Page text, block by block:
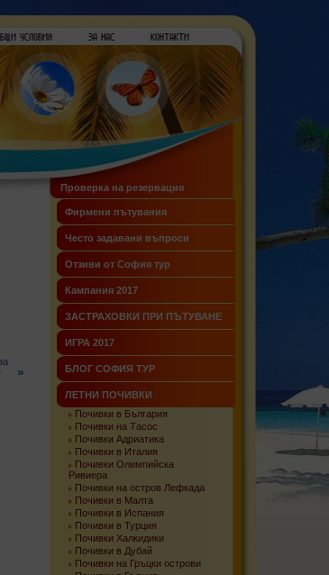
»
Проверка на резервация
Фирмени пътувания
Често задавани въпроси
Отзиви от София тур
Кампания 2017
ЗАСТРАХОВКИ ПРИ ПЪТУВАНЕ
ИГРА 2017
БЛОГ СОФИЯ ТУР
ЛЕТНИ ПОЧИВКИ
Почивки в България
Почивки на Тасос
Почивки Адриатика
Почивки в Италия
Почивки Олимпийска
Ривиера
Почивки на остров Лефкада
Почивки в Малта
Почивки в Испания
Почивки в Турция
Почивки Халкидики
Почивки в Дубай
Почивки на Гръцки острови